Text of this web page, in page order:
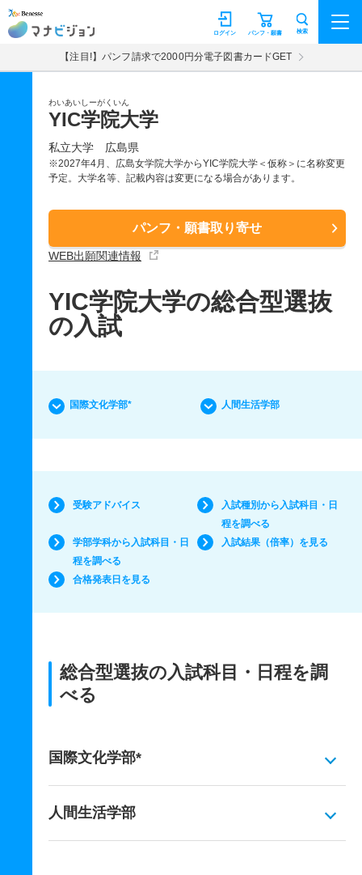
マナビジョン パンフ・願書
ログイン 検索
【注目!】パンフ請求で2000円分電子図書カードGET
わいあいしーがくいん
YIC学院大学
私立大学 広島県
※2027年4月、広島女学院大学からYIC学院大学＜仮称＞に名称変更
予定。大学名等、記載内容は変更になる場合があります。
パンフ・願書取り寄せ
WEB出願関連情報
YIC学院大学の総合型選抜
の入試
国際文化学部* 人間生活学部
受験アドバイス
入試種別から入試科目・日
程を調べる
学部学科から入試科目・日
程を調べる
入試結果（倍率）を見る
合格発表日を見る
総合型選抜の入試科目・日程を調
べる
国際文化学部*
人間生活学部